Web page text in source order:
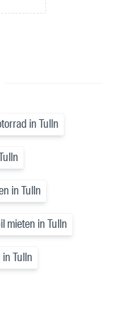
in Tulln
in Tulln
mieten in Tulln
Tulln